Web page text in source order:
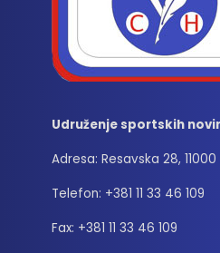
Udruženje sportskih
Adresa: Resavska 28,
Telefon: +381 11 33 46 109
Fax: +381 11 33 46 109